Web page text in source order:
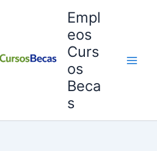
Empl
eos
Curs
os
Beca
s